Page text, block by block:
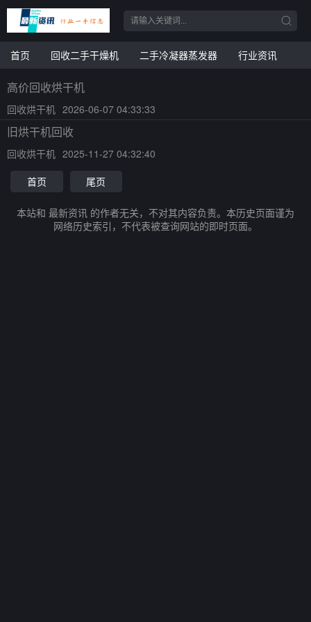
首页 回收二手干燥机 二手冷凝器蒸发器 行业资讯
高价回收烘干机
回收烘干机 2026-06-07 04:33:33
旧烘干机回收
回收烘干机 2025-11-27 04:32:40
首页
尾页
本站和 最新资讯 的作者无关，不对其内容负责。本历史页面谨为
网络历史索引，不代表被查询网站的即时页面。